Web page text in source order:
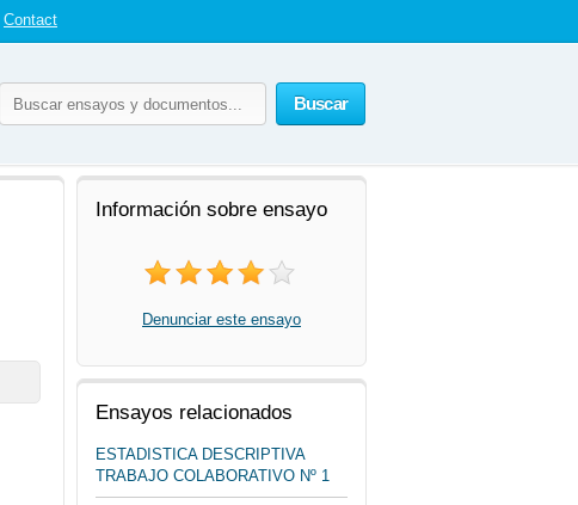
Contact
Buscar
Información sobre ensayo
Denunciar este ensayo
Ensayos relacionados
ESTADISTICA DESCRIPTIVA
TRABAJO COLABORATIVO Nº 1